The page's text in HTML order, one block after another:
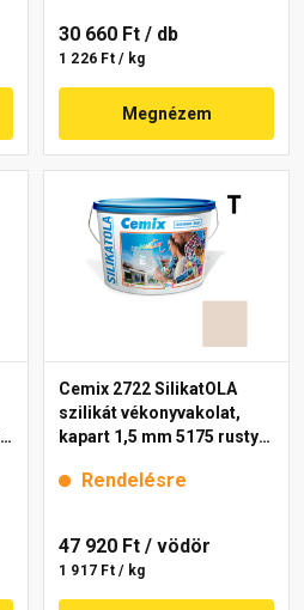
30 660 Ft / db
1 226 Ft / kg
Megnézem
Cemix 2722 SilikatOLA
szilikát vékonyvakolat,
kapart 1,5 mm 5175 rusty
Rendelésre
47 920 Ft / vödör
1 917 Ft / kg